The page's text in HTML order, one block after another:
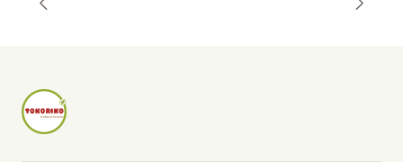
d